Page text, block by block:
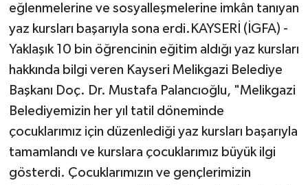
eğlenmelerine ve sosyalleşmelerine imkân tanıyan
yaz kursları başarıyla sona erdi.KAYSERİ (İGFA) -
Yaklaşık 10 bin öğrencinin eğitim aldığı yaz kursları
hakkında bilgi veren Kayseri Melikgazi Belediye
Başkanı Doç. Dr. Mustafa Palancıoğlu, "Melikgazi
Belediyemizin her yıl tatil döneminde
çocuklarımız için düzenlediği yaz kursları başarıyla
tamamlandı ve kurslara çocuklarımız büyük ilgi
gösterdi. Çocuklarımızın ve gençlerimizin